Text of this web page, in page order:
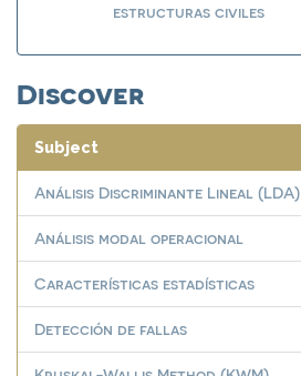
estructuras civiles
Discover
Subject
Análisis Discriminante Lineal (LDA)
Análisis modal operacional
Características estadísticas
Detección de fallas